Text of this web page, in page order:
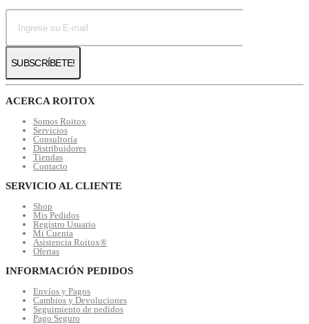
ACERCA ROITOX
Somos Roitox
Servicios
Consultoría
Distribuidores
Tiendas
Contacto
SERVICIO AL CLIENTE
Shop
Mis Pedidos
Registro Usuario
Mi Cuenta
Asistencia Roitox®
Ofertas
INFORMACIÓN PEDIDOS
Envíos y Pagos
Cambios y Devoluciones
Seguimiento de pedidos
Pago Seguro